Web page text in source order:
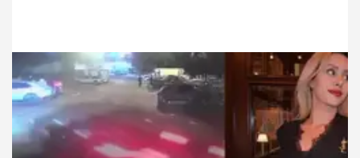
kültürünü bir kez daha gözler önüne serdi.
19.07.2026 Eğitim